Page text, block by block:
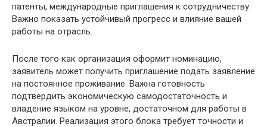
патенты, международные приглашения к сотрудничеству.
Важно показать устойчивый прогресс и влияние вашей
работы на отрасль.
После того как организация оформит номинацию,
заявитель может получить приглашение подать заявление
на постоянное проживание. Важна готовность
подтвердить экономическую самодостаточность и
владение языком на уровне, достаточном для работы в
Австралии. Реализация этого блока требует точности и